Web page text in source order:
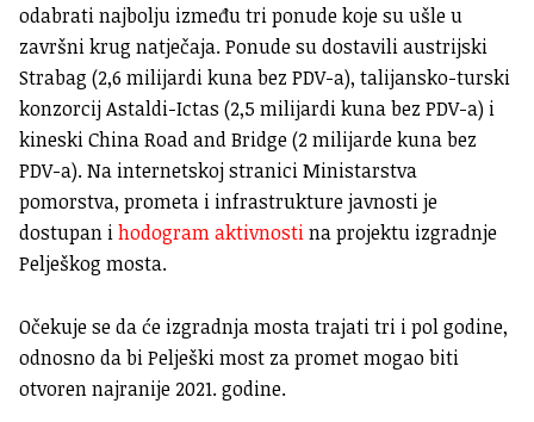
odabrati najbolju između tri ponude koje su ušle u
završni krug natječaja. Ponude su dostavili austrijski
Strabag (2,6 milijardi kuna bez PDV-a), talijansko-turski
konzorcij Astaldi-Ictas (2,5 milijardi kuna bez PDV-a) i
kineski China Road and Bridge (2 milijarde kuna bez
PDV-a). Na internetskoj stranici Ministarstva
pomorstva, prometa i infrastrukture javnosti je
dostupan ihodogram aktivnostina projektu izgradnje
Pelješkog mosta.
Očekuje se da će izgradnja mosta trajati tri i pol godine,
odnosno da bi Pelješki most za promet mogao biti
otvoren najranije 2021. godine.